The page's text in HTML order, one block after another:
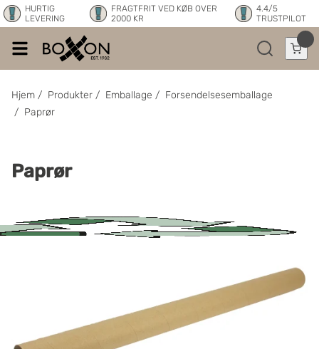
HURTIG
LEVERING
FRAGTFRIT VED KØB OVER
2000 KR
4.4/5
TRUSTPILOT
Hjem / Produkter / Emballage / Forsendelsesemballage
/ Paprør
Paprør